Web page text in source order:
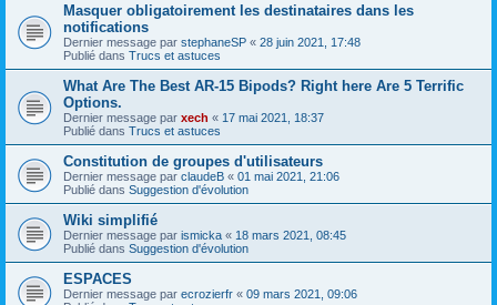
Masquer obligatoirement les destinataires dans les
notifications
Dernier message par stephaneSP « 28 juin 2021, 17:48
Publié dans Trucs et astuces
What Are The Best AR-15 Bipods? Right here Are 5 Terrific
Options.
Dernier message par xech « 17 mai 2021, 18:37
Publié dans Trucs et astuces
Constitution de groupes d'utilisateurs
Dernier message par claudeB « 01 mai 2021, 21:06
Publié dans Suggestion d'évolution
Wiki simplifié
Dernier message par ismicka « 18 mars 2021, 08:45
Publié dans Suggestion d'évolution
ESPACES
Dernier message par ecrozierfr « 09 mars 2021, 09:06